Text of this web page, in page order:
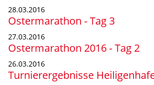
28.03.2016
Ostermarathon - Tag 3
27.03.2016
Ostermarathon 2016 - Tag 2
26.03.2016
Turnierergebnisse